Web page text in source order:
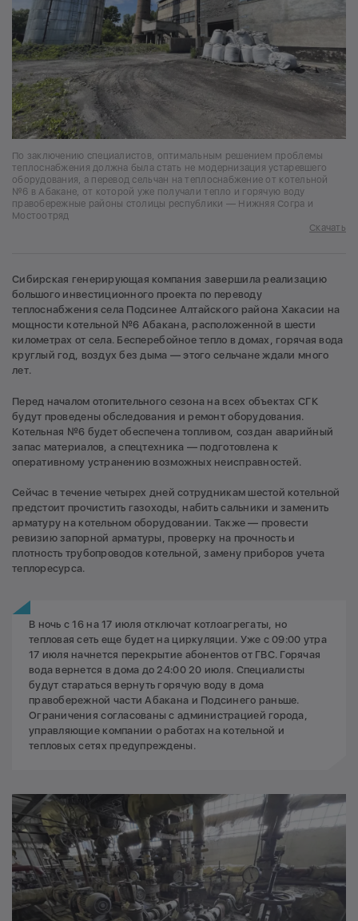
По заключению специалистов, оптимальным решением проблемы
теплоснабжения должна была стать не модернизация устаревшего
оборудования, а перевод сельчан на теплоснабжение от котельной
№6 в Абакане, от которой уже получали тепло и горячую воду
правобережные районы столицы республики — Нижняя Согра и
Мостоотряд
Скачать
Сибирская генерирующая компания завершила реализацию
большого инвестиционного проекта по переводу
теплоснабжения села Подсинее Алтайского района Хакасии на
мощности котельной №6 Абакана, расположенной в шести
километрах от села. Бесперебойное тепло в домах, горячая вода
круглый год, воздух без дыма — этого сельчане ждали много
лет.
Перед началом отопительного сезона на всех объектах СГК
будут проведены обследования и ремонт оборудования.
Котельная №6 будет обеспечена топливом, создан аварийный
запас материалов, а спецтехника — подготовлена к
оперативному устранению возможных неисправностей.
Сейчас в течение четырех дней сотрудникам шестой котельной
предстоит прочистить газоходы, набить сальники и заменить
арматуру на котельном оборудовании. Также — провести
ревизию запорной арматуры, проверку на прочность и
плотность трубопроводов котельной, замену приборов учета
теплоресурса.
В ночь с 16 на 17 июля отключат котлоагрегаты, но
тепловая сеть еще будет на циркуляции. Уже с 09:00 утра
17 июля начнется перекрытие абонентов от ГВС. Горячая
вода вернется в дома до 24:00 20 июля. Специалисты
будут стараться вернуть горячую воду в дома
правобережной части Абакана и Подсинего раньше.
Ограничения согласованы с администрацией города,
управляющие компании о работах на котельной и
тепловых сетях предупреждены.